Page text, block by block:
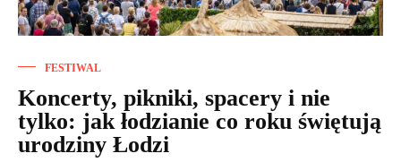
FESTIWAL
Koncerty, pikniki, spacery i nie
tylko: jak łodzianie co roku świętują
urodziny Łodzi